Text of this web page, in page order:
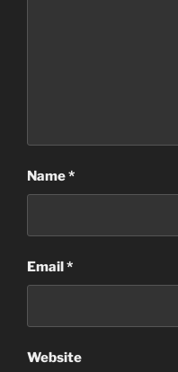
Name*
Email *
Website